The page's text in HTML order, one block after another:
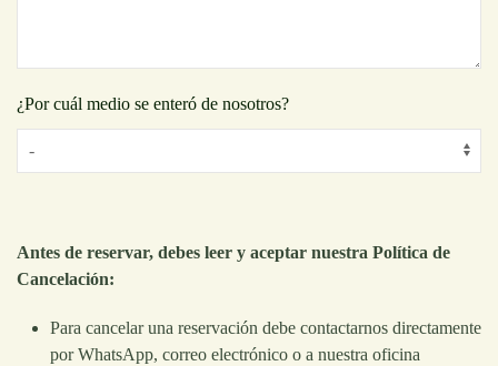
¿Por cuál medio se enteró de nosotros?
Antes de reservar, debes leer y aceptar nuestra Política de
Cancelación:
Para cancelar una reservación debe contactarnos directamente
por WhatsApp, correo electrónico o a nuestra oficina